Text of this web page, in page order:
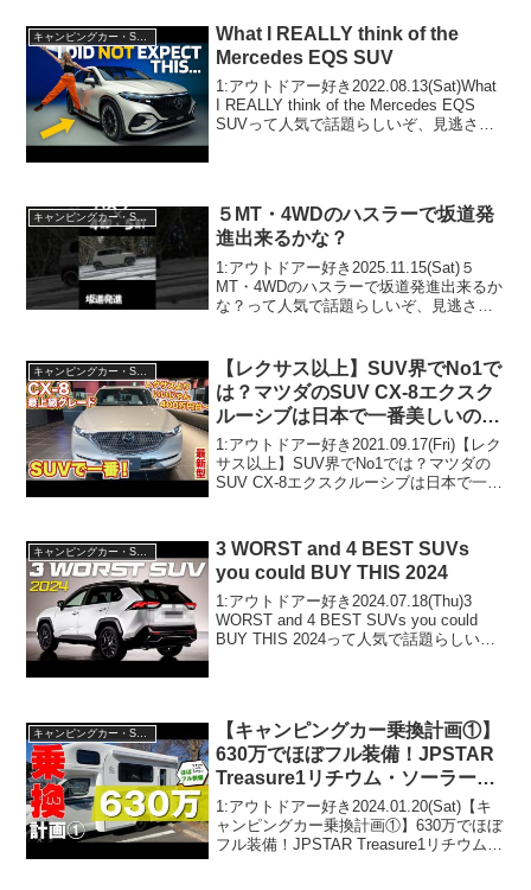
キャンピングカー・SUV人気車種
What I REALLY think of the
Mercedes EQS SUV
1:アウトドアー好き2022.08.13(Sat)What
I REALLY think of the Mercedes EQS
SUVって人気で話題らしいぞ、見逃さな
キャンピングカー・SUV人気車種
５MT・4WDのハスラーで坂道発
進出来るかな？
1:アウトドアー好き2025.11.15(Sat)５
MT・4WDのハスラーで坂道発進出来るか
な？って人気で話題らしいぞ、見逃さな
アウトドアー好き2025.11...
【レクサス以上】SUV界でNo1で
は？マツダのSUV CX-8エクスク
ルーシブは日本で一番美しいので
は？CX-８ exclusive mode
1:アウトドアー好き2021.09.17(Fri)【レク
サス以上】SUV界でNo1では？マツダの
SUV CX-8エクスクルーシブは日本で一番
で！！2:アウ...
キャンピングカー・SUV人気車種
3 WORST and 4 BEST SUVs
you could BUY THIS 2024
1:アウトドアー好き2024.07.18(Thu)3
WORST and 4 BEST SUVs you could
BUY THIS 2024って人気で話題らしい
【キャンピングカー乗換計画①】
630万でほぼフル装備！JPSTAR
Treasure1リチウム・ソーラー・
温水シャワー・マルチルーム等完
全装備のクラス最強ミドルキャブ
コン。もうこれでいいんじゃな
1:アウトドアー好き2024.01.20(Sat)【キ
ャンピングカー乗換計画①】630万でほぼ
フル装備！JPSTAR Treasure1リチウム・